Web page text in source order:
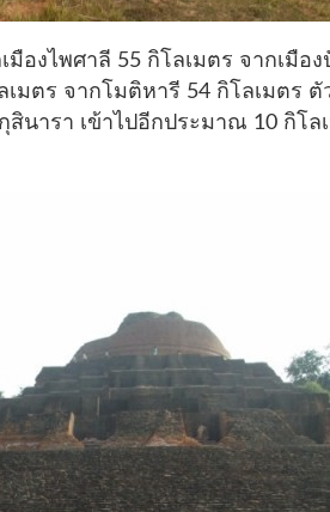
มืองไพศาลี 55 กิโลเมตร จากเมือ
มตร จากโมติหารี 54 กิโลเมตร
นารา เข้าไปอีกประมาณ 10 กิโล